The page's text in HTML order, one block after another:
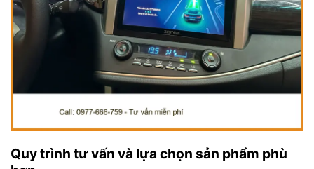
Quy trình tư vấn và lựa chọn sản phẩm phù